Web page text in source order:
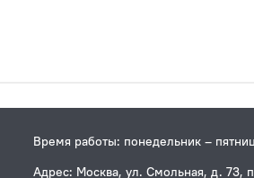
Время работы: понедельник –
Адрес: Москва, ул. Смольная, д. 73,